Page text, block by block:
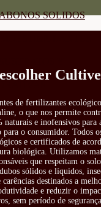
SOLIDOS
DE
Y
de fertilizantes
o que nos permite
naturais e inofensivos para
o consumidor. Todos
e certificados de
biológica. Utilizamos
que respeitam o
sólidos e líquidos,
carências destinados a
e reduzir o
sem período de